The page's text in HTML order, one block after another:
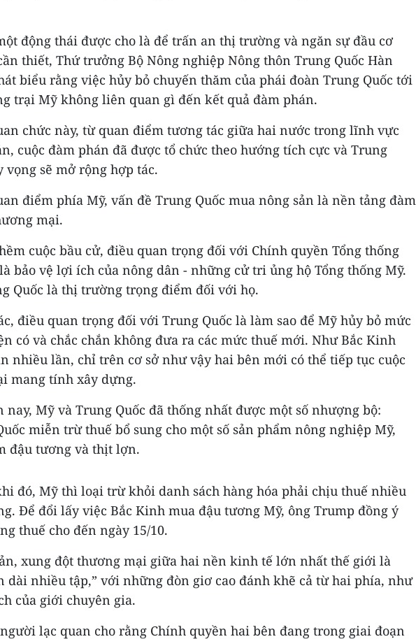
động thái được cho là để trấn an thị trường và ngăn sự đầu cơ
thiết, Thứ trưởng Bộ Nông nghiệp Nông thôn Trung Quốc Hàn
biểu rằng việc hủy bỏ chuyến thăm của phái đoàn Trung Quốc tới
trại Mỹ không liên quan gì đến kết quả đàm phán.
chức này, từ quan điểm tương tác giữa hai nước trong lĩnh vực
cuộc đàm phán đã được tổ chức theo hướng tích cực và Trung
vọng sẽ mở rộng hợp tác.
điểm phía Mỹ, vấn đề Trung Quốc mua nông sản là nền tảng đàm
mại.
cuộc bầu cử, điều quan trọng đối với Chính quyền Tổng thống
bảo vệ lợi ích của nông dân - những cử tri ủng hộ Tổng thống Mỹ.
Quốc là thị trường trọng điểm đối với họ.
điều quan trọng đối với Trung Quốc là làm sao để Mỹ hủy bỏ mức
có và chắc chắn không đưa ra các mức thuế mới. Như Bắc Kinh
nhiều lần, chỉ trên cơ sở như vậy hai bên mới có thể tiếp tục cuộc
mang tính xây dựng.
nay, Mỹ và Trung Quốc đã thống nhất được một số nhượng bộ:
miễn trừ thuế bổ sung cho một số sản phẩm nông nghiệp Mỹ,
đậu tương và thịt lợn.
đó, Mỹ thì loại trừ khỏi danh sách hàng hóa phải chịu thuế nhiều
Để đổi lấy việc Bắc Kinh mua đậu tương Mỹ, ông Trump đồng ý
thuế cho đến ngày 15/10.
xung đột thương mại giữa hai nền kinh tế lớn nhất thế giới là
dài nhiều tập,” với những đòn giơ cao đánh khẽ cả từ hai phía, như
của giới chuyên gia.
lạc quan cho rằng Chính quyền hai bên đang trong giai đoạn